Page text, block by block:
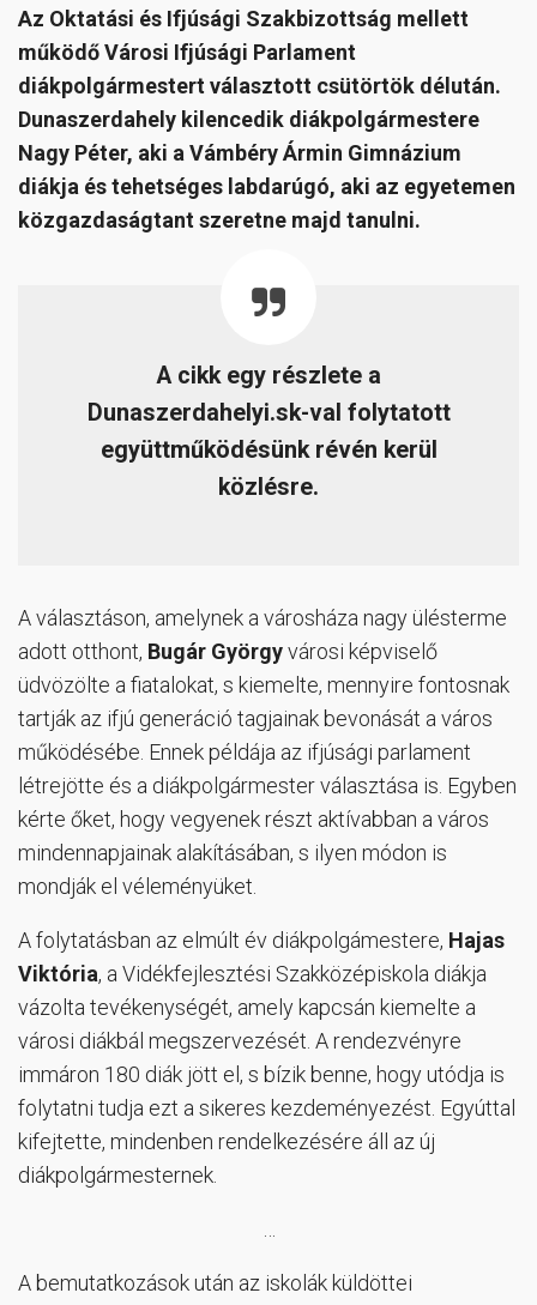
Az Oktatási és Ifjúsági Szakbizottság mellett
működő Városi Ifjúsági Parlament
diákpolgármestert választott csütörtök délután.
Dunaszerdahely kilencedik diákpolgármestere
Nagy Péter, aki a Vámbéry Ármin Gimnázium
diákja és tehetséges labdarúgó, aki az egyetemen
közgazdaságtant szeretne majd tanulni.
A cikk egy részlete a
Dunaszerdahelyi.sk-val folytatott
együttműködésünk révén kerül
közlésre.
A választáson, amelynek a városháza nagy ülésterme
adott otthont, Bugár Györgyvárosi képviselő
üdvözölte a fiatalokat, s kiemelte, mennyire fontosnak
tartják az ifjú generáció tagjainak bevonását a város
működésébe. Ennek példája az ifjúsági parlament
létrejötte és a diákpolgármester választása is. Egyben
kérte őket, hogy vegyenek részt aktívabban a város
mindennapjainak alakításában, s ilyen módon is
mondják el véleményüket.
A folytatásban az elmúlt év diákpolgámestere, Hajas
Viktória, a Vidékfejlesztési Szakközépiskola diákja
vázolta tevékenységét, amely kapcsán kiemelte a
városi diákbál megszervezését. A rendezvényre
immáron 180 diák jött el, s bízik benne, hogy utódja is
folytatni tudja ezt a sikeres kezdeményezést. Egyúttal
kifejtette, mindenben rendelkezésére áll az új
diákpolgármesternek.
A bemutatkozások után az iskolák küldöttei